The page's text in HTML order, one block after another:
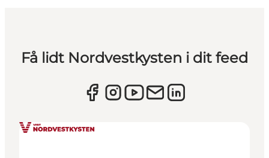
Få lidt Nordvestkysten i dit feed